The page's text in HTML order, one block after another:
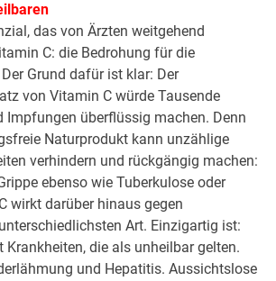
das von Ärzten weitgehend
C: die Bedrohung für die
Grund dafür ist klar: Der
von Vitamin C würde Tausende
Impfungen überflüssig machen. Denn
Naturprodukt kann unzählige
verhindern und rückgängig machen:
ebenso wie Tuberkulose oder
wirkt darüber hinaus gegen
Art. Einzigartig ist:
Krankheiten, die als unheilbar gelten.
und Hepatitis. Aussichtslose